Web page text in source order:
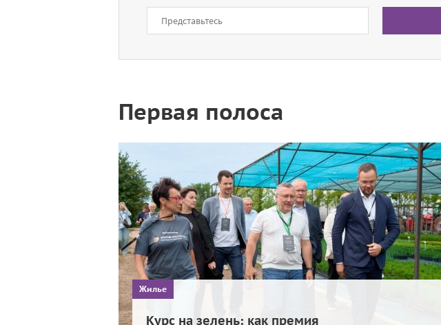
Первая полоса
Жилье
Курс на зелень: как премия